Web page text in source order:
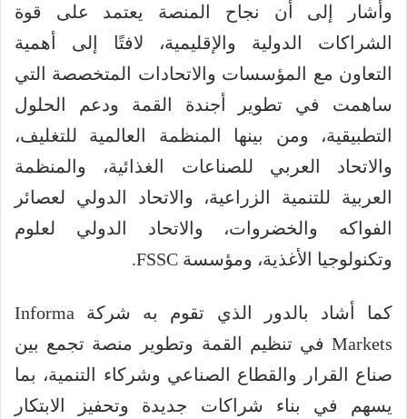
وأشار إلى أن نجاح المنصة يعتمد على قوة
الشراكات الدولية والإقليمية، لافتًا إلى أهمية
التعاون مع المؤسسات والاتحادات المتخصصة التي
ساهمت في تطوير أجندة القمة ودعم الحلول
التطبيقية، ومن بينها المنظمة العالمية للتغليف،
والاتحاد العربي للصناعات الغذائية، والمنظمة
العربية للتنمية الزراعية، والاتحاد الدولي لعصائر
الفواكه والخضروات، والاتحاد الدولي لعلوم
وتكنولوجيا الأغذية، ومؤسسة FSSC.
كما أشاد بالدور الذي تقوم به شركة Informa
Markets في تنظيم القمة وتطوير منصة تجمع بين
صناع القرار والقطاع الصناعي وشركاء التنمية، بما
يسهم في بناء شراكات جديدة وتحفيز الابتكار